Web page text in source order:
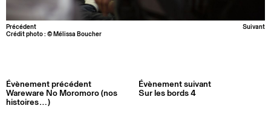
Précédent
Suivant
Crédit photo : © Mélissa Boucher
Évènement précédent
Wareware No Moromoro (nos
histoires…)
Évènement suivant
Sur les bords 4